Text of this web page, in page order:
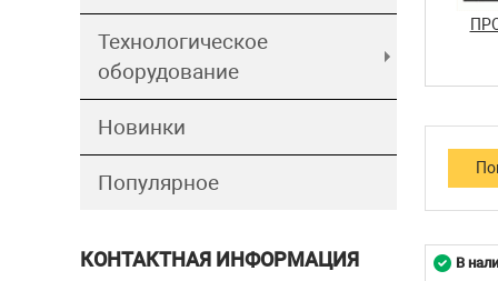
Технологическое
оборудование
Новинки
Популярное
КОНТАКТНАЯ ИНФОРМАЦИЯ В